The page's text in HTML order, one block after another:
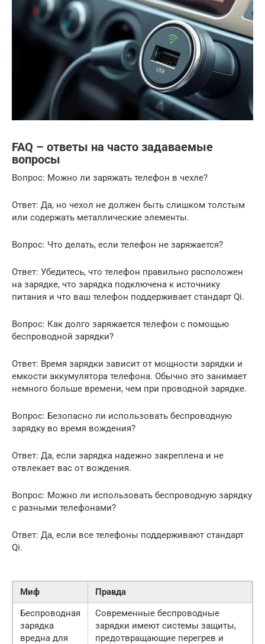
FAQ – ответы на часто задаваемые
вопросы
Вопрос: Можно ли заряжать телефон в чехле?
Ответ: Да, но чехол не должен быть слишком толстым
или содержать металлические элементы.
Вопрос: Что делать, если телефон не заряжается?
Ответ: Убедитесь, что телефон правильно расположен
на зарядке, что зарядка подключена к источнику
питания и что ваш телефон поддерживает стандарт Qi.
Вопрос: Как долго заряжается телефон с помощью
беспроводной зарядки?
Ответ: Время зарядки зависит от мощности зарядки и
емкости аккумулятора телефона. Обычно это занимает
немного больше времени, чем при проводной зарядке.
Вопрос: Безопасно ли использовать беспроводную
зарядку во время вождения?
Ответ: Да, если зарядка надежно закреплена и не
отвлекает вас от вождения.
Вопрос: Можно ли использовать беспроводную зарядку
с разными телефонами?
Ответ: Да, если все телефоны поддерживают стандарт
Qi.
Миф
Правда
Беспроводная
зарядка
вредна для
Современные беспроводные
зарядки имеют системы защиты,
предотвращающие перегрев и